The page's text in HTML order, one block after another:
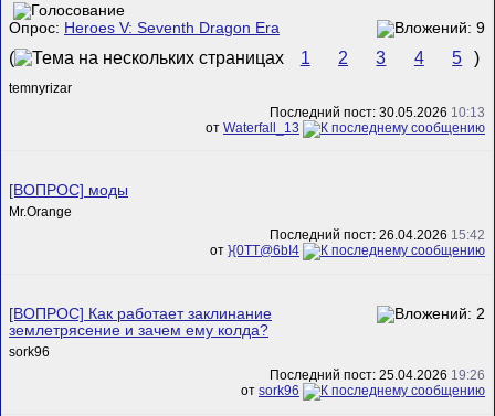
Опрос: Heroes V: Seventh Dragon Era
( 1 2 3 4 5 )
temnyrizar
Последний пост: 30.05.2026 10:13
от Waterfall_13
[ВОПРОС] моды
Mr.Orange
Последний пост: 26.04.2026 15:42
от }{0TT@6bI4
[ВОПРОС] Как работает заклинание
землетрясение и зачем ему колда?
sork96
Последний пост: 25.04.2026 19:26
от sork96